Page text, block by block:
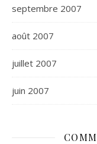
septembre 2007
août 2007
juillet 2007
juin 2007